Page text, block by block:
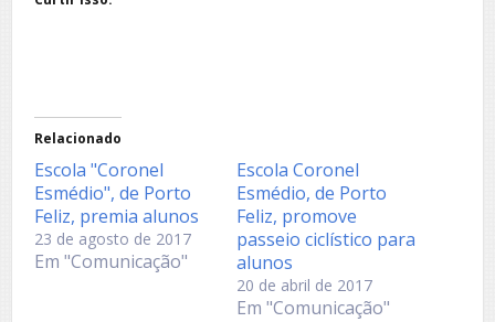
Relacionado
Escola "Coronel
Esmédio", de Porto
Feliz, premia alunos
23 de agosto de 2017
Em "Comunicação"
Escola Coronel
Esmédio, de Porto
Feliz, promove
passeio ciclístico para
alunos
20 de abril de 2017
Em "Comunicação"